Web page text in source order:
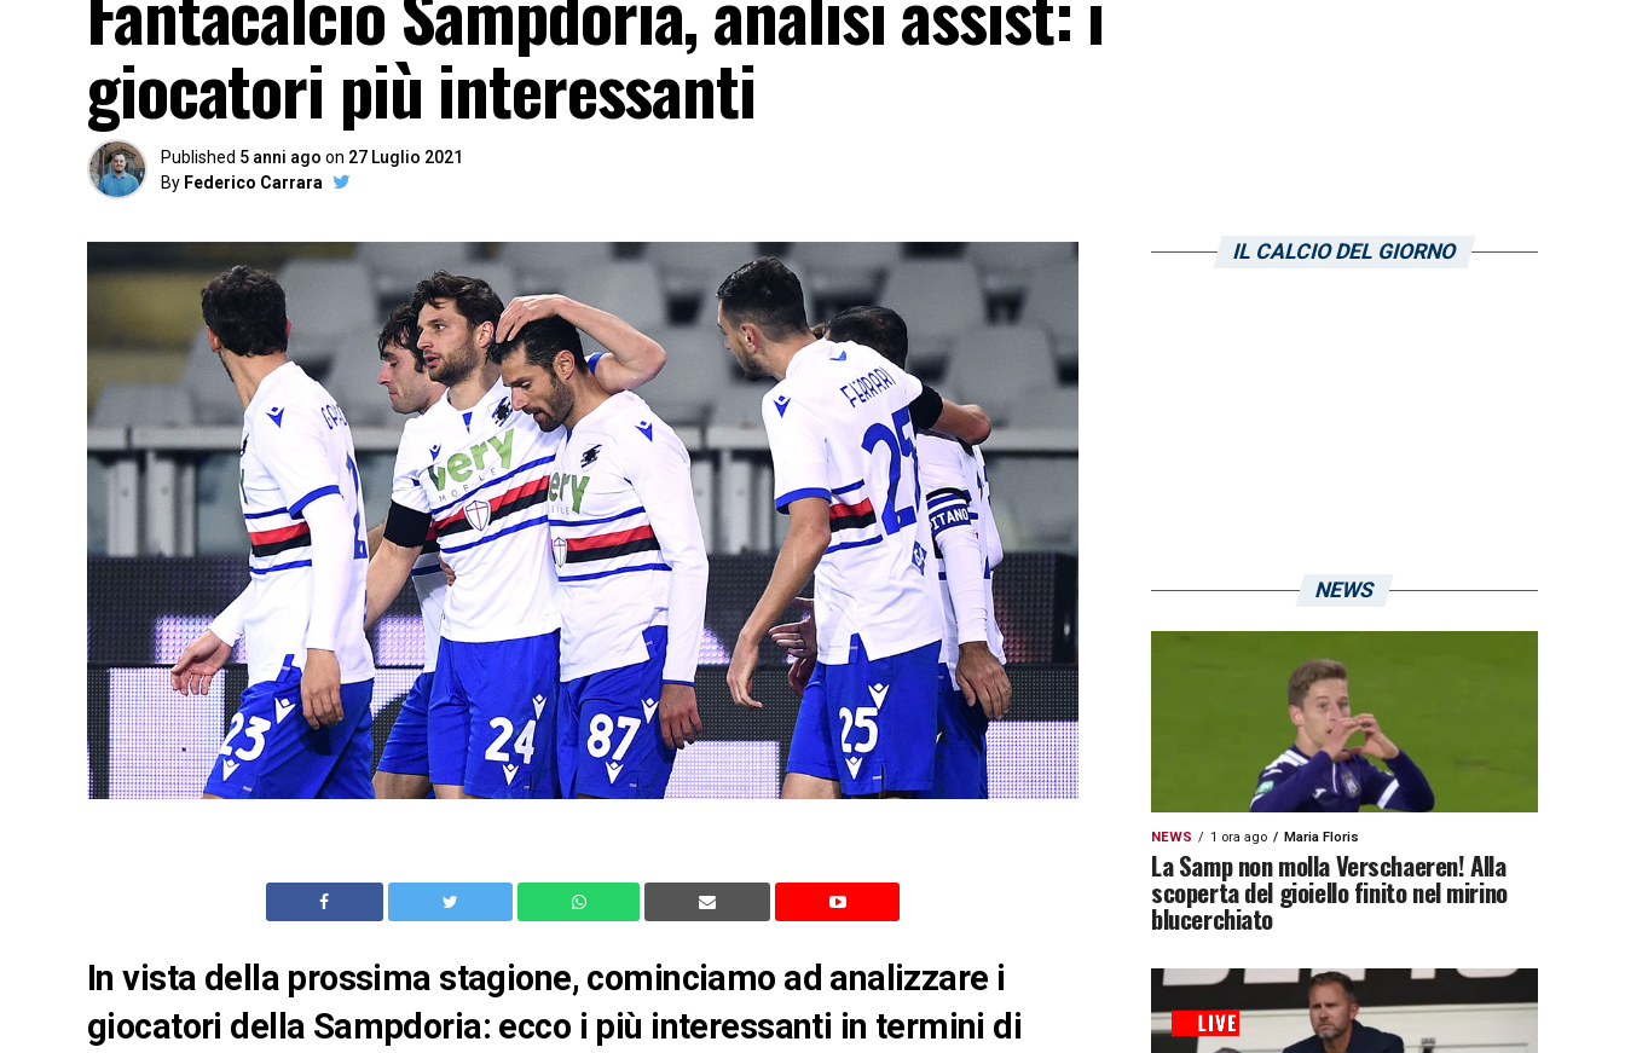
giocatori più interessanti
Published 5 anni ago on 27 Luglio 2021
By Federico Carrara
In vista della prossima stagione, cominciamo ad analizzare i
giocatori della Sampdoria: ecco i più interessanti in termini di
IL CALCIO DEL GIORNO
NEWS
NEWS 1 ora ago Maria Floris
La Samp non molla Verschaeren! Alla
scoperta del gioiello finito nel mirino
blucerchiato